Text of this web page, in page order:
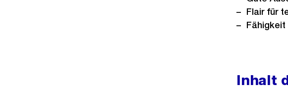
Flair für
Fähigkeit
Inhalt